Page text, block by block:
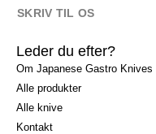
SKRIV TIL OS
Leder du efter?
Om Japanese Gastro Knives
Alle produkter
Alle knive
Kontakt